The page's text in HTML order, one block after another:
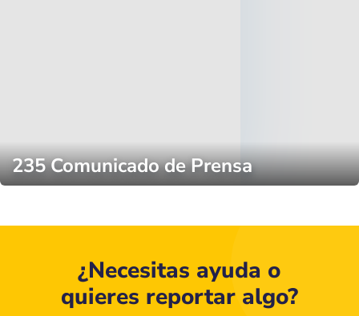
235 Comunicado de Prensa
¿Necesitas ayuda o
quieres reportar algo?